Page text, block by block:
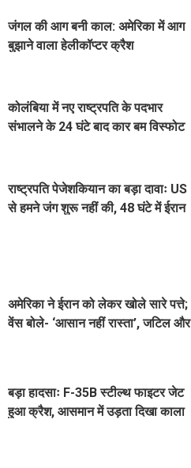
जंगल की आग बनी काल: अमेरिका में आग
बुझाने वाला हेलीकॉप्टर क्रैश
कोलंबिया में नए राष्ट्रपति के पदभार
संभालने के 24 घंटे बाद कार बम विस्फोट
राष्ट्रपति पेजेशकियान का बड़ा दावाः US
से हमने जंग शुरू नहीं की, 48 घंटे में ईरान
अमेरिका ने ईरान को लेकर खोले सारे पत्ते;
वेंस बोले- ‘आसान नहीं रास्ता’, जटिल और
बड़ा हादसाः F-35B स्टील्थ फाइटर जेट
हुआ क्रैश, आसमान में उड़ता दिखा काला